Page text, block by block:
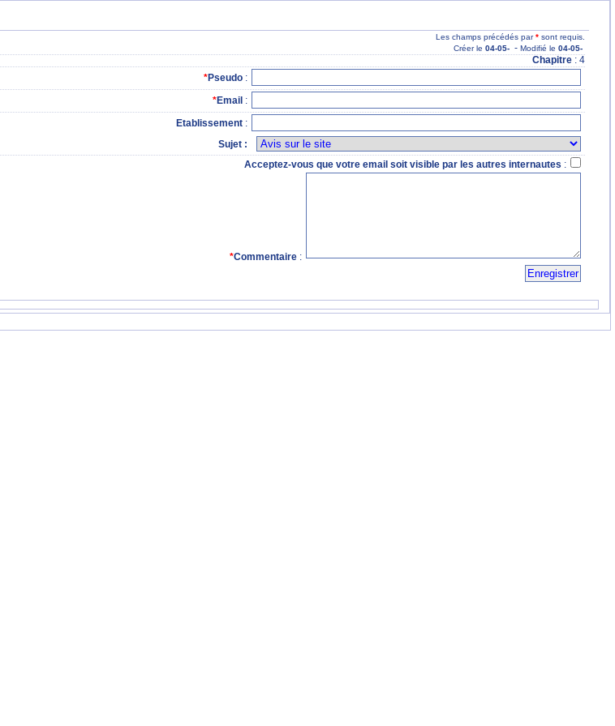
Les champs précédés par* sont requis.
Créer le 04-05- - Modifié le 04-05-
Chapitre : 4
*Pseudo :
*Email :
Etablissement :
Sujet :
Acceptez-vous que votre email soit visible par les autres internautes :
*Commentaire: